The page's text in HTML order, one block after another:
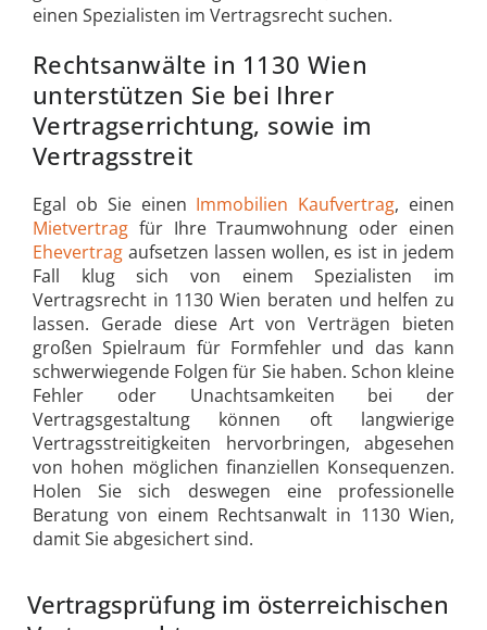
einen Spezialisten im Vertragsrecht suchen.
Rechtsanwälte in 1130 Wien
unterstützen Sie bei Ihrer
Vertragserrichtung, sowie im
Vertragsstreit
Egal ob Sie einen Immobilien Kaufvertrag, einen
Mietvertrag für Ihre Traumwohnung oder einen
Ehevertrag aufsetzen lassen wollen, es ist in jedem
Fall klug sich von einem Spezialisten im
Vertragsrecht in 1130 Wien beraten und helfen zu
lassen. Gerade diese Art von Verträgen bieten
großen Spielraum für Formfehler und das kann
schwerwiegende Folgen für Sie haben. Schon kleine
Fehler oder Unachtsamkeiten bei der
Vertragsgestaltung können oft langwierige
Vertragsstreitigkeiten hervorbringen, abgesehen
von hohen möglichen finanziellen Konsequenzen.
Holen Sie sich deswegen eine professionelle
Beratung von einem Rechtsanwalt in 1130 Wien,
damit Sie abgesichert sind.
Vertragsprüfung im österreichischen